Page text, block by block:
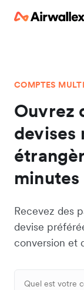
COMPTES
Ouvrez
devises
minutes
Recevez des
devise
conversion et